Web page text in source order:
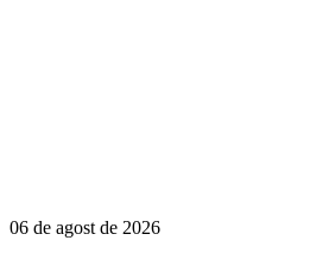
06 de agost de 2026